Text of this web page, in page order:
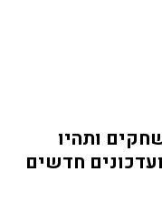
ותהיו
חדשים